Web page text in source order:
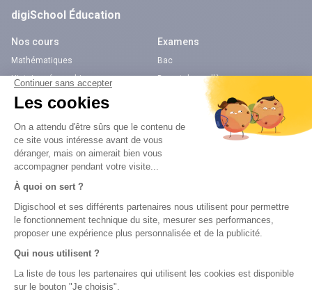
digiSchool Éducation
Nos cours
Mathématiques
Histoire-géographie
Français
Physique-Chimie
Examens
Bac
Brevet des collèges
Annales
Bac
Brevet des collèges
Nos applications
Application Android Éducation
Application iOS Éducation
Nos chaînes youtube
Chaîne Youtube Lycée